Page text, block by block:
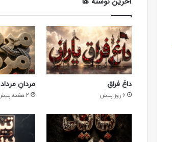
داغ فراق
6 روز پیش
مردانِ مرداد
2 هفته پیش